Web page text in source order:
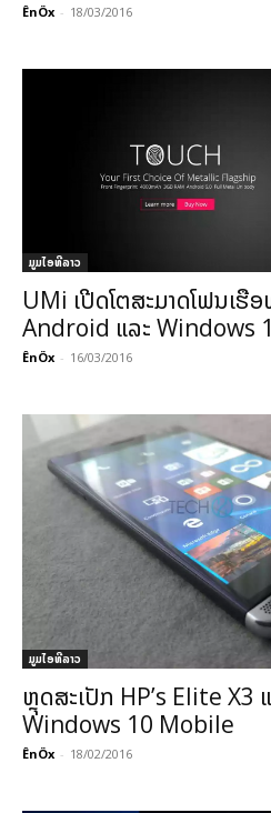
ÊnÖx - 18/03/2016
ມູມໄອທີລາວ
UMi ເປີດໂຕສະມາດໂຟນເຮື
Android ແລະ Windows
ÊnÖx - 16/03/2016
ມູມໄອທີລາວ
ຫຼຸດສະເປັກ HP’s Elite X3
Windows 10 Mobile
ÊnÖx - 18/02/2016